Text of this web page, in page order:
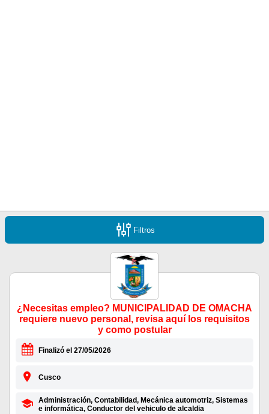
Filtros
¿Necesitas empleo? MUNICIPALIDAD DE OMACHA
requiere nuevo personal, revisa aquí los requisitos
y como postular
Finalizó el 27/05/2026
Cusco
Administración, Contabilidad, Mecánica automotriz, Sistemas
e informática, Conductor del vehiculo de alcaldia